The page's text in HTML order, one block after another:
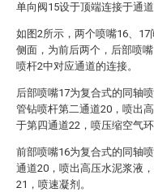
单向阀15设于顶端连接于通
如图2所示，两个喷嘴16、
侧面，为前后两个，后部喷
喷杆2中对应通道的连接。
后部喷嘴17为复合式的同轴
管钻喷杆第二通道20，喷出
于第四通道22，喷压缩空气环
前部喷嘴16为复合式的同轴
通道20，喷出高压水泥浆液
21，喷速凝剂。